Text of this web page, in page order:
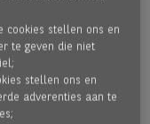
cookies stellen ons en
te geven die niet
stellen ons en
adverenties aan te